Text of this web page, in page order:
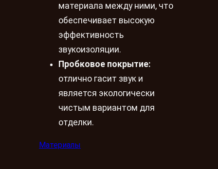
материала между ними, что
обеспечивает высокую
эффективность
звукоизоляции.
Пробковое покрытие:
отлично гасит звук и
является экологически
чистым вариантом для
отделки.
Материалы